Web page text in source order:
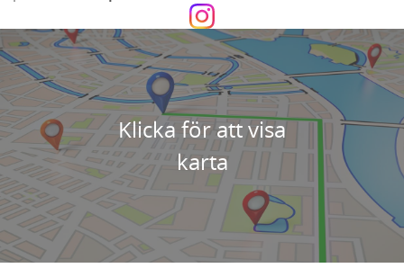
Klicka för att visa
karta